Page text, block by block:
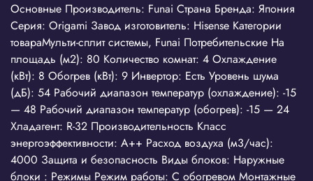
Основные Производитель: Funai Страна Бренда: Япония
Серия: Origami Завод изготовитель: Hisense Категории
товараМульти-сплит системы, Funai Потребительские На
площадь (м2): 80 Количество комнат: 4 Охлаждение
(кВт): 8 Обогрев (кВт): 9 Инвертор: Есть Уровень шума
(дБ): 54 Рабочий диапазон температур (охлаждение): -15
— 48 Рабочий диапазон температур (обогрев): -15 — 24
Хладагент: R-32 Производительность Класс
энергоэффективности: A++ Расход воздуха (м3/час):
4000 Защита и безопасность Виды блоков: Наружные
блоки : Режимы Режим работы: С обогревом Монтажные